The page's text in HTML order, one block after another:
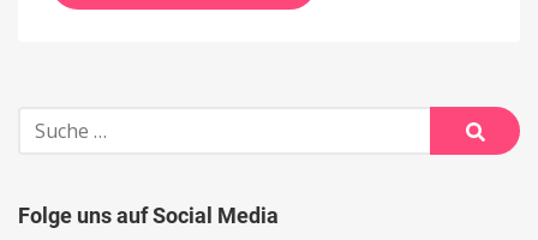
Suche
nach:
Suche
Folge uns auf Social Media